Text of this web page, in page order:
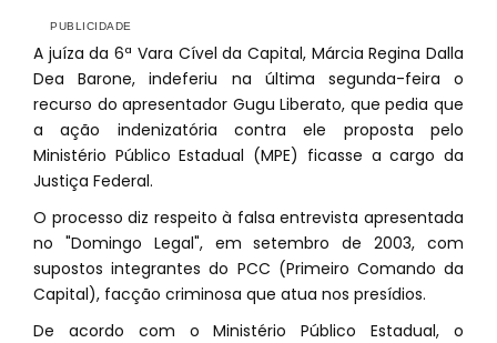
A juíza da 6ª Vara Cível da Capital, Márcia Regina Dalla
Dea Barone, indeferiu na última segunda-feira o
recurso do apresentador Gugu Liberato, que pedia que
a ação indenizatória contra ele proposta pelo
Ministério Público Estadual (MPE) ficasse a cargo da
Justiça Federal.
O processo diz respeito à falsa entrevista apresentada
no "Domingo Legal", em setembro de 2003, com
supostos integrantes do PCC (Primeiro Comando da
Capital), facção criminosa que atua nos presídios.
De acordo com o Ministério Público Estadual, o